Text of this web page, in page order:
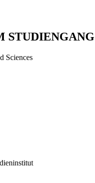
STUDIENGANG
Sciences